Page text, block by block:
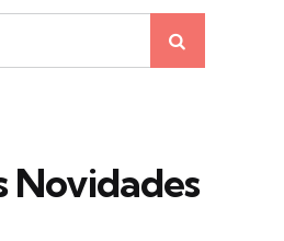
Novidades